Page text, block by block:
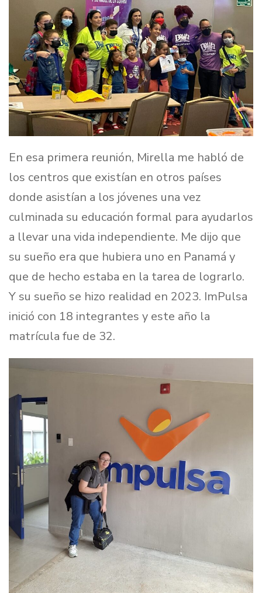
En esa primera reunión, Mirella me habló de
los centros que existían en otros países
donde asistían a los jóvenes una vez
culminada su educación formal para ayudarlos
a llevar una vida independiente. Me dijo que
su sueño era que hubiera uno en Panamá y
que de hecho estaba en la tarea de lograrlo.
Y su sueño se hizo realidad en 2023. ImPulsa
inició con 18 integrantes y este año la
matrícula fue de 32.